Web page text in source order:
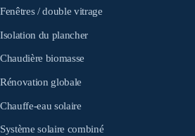
Fenêtres / double vitrage
Isolation du plancher
Chaudière biomasse
Rénovation globale
Chauffe-eau solaire
Système solaire combiné